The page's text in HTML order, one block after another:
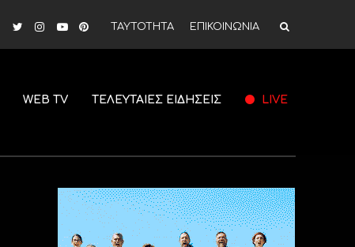
ΤΑΥΤΟΤΗΤΑ ΕΠΙΚΟΙΝΩΝΙΑ
WEB TV ΤΕΛΕΥΤΑΙΕΣ ΕΙΔΗΣΕΙΣ LIVE